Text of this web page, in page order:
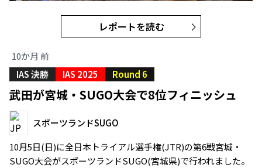
レポートを読む
10か月 前
IAS 決勝
IAS 2025 Round 6
武田が宮城・SUGO大会で8位フィニッシュ
スポーツランドSUGO
10月5日(日)に全日本トライアル選手権(JTR)の第6戦宮城・
SUGO大会がスポーツランドSUGO(宮城県)で行われました。